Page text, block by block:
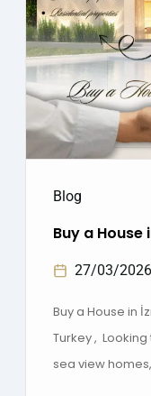
Blog
Buy a House
27/03/2026
Buy a House in
Turkey ,
sea view